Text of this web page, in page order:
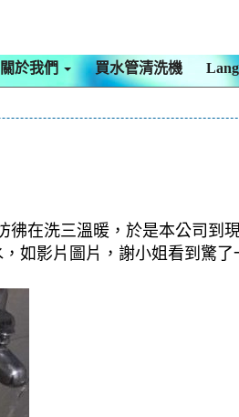
關於我們 買水管清洗機
在洗三溫暖，於是本公司到
如影片圖片，謝小姐看到驚